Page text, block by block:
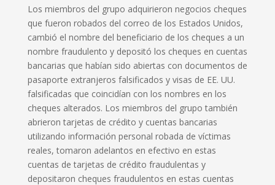
Los miembros del grupo adquirieron negocios cheques
que fueron robados del correo de los Estados Unidos,
cambió el nombre del beneficiario de los cheques a un
nombre fraudulento y depositó los cheques en cuentas
bancarias que habían sido abiertas con documentos de
pasaporte extranjeros falsificados y visas de EE. UU.
falsificadas que coincidían con los nombres en los
cheques alterados. Los miembros del grupo también
abrieron tarjetas de crédito y cuentas bancarias
utilizando información personal robada de víctimas
reales, tomaron adelantos en efectivo en estas
cuentas de tarjetas de crédito fraudulentas y
depositaron cheques fraudulentos en estas cuentas